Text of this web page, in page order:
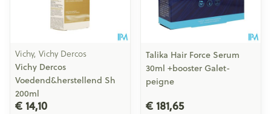
Vichy, Vichy Dercos
Vichy Dercos
Voedend&herstellend Sh
200ml
€ 14,10
Talika Hair Force Serum
30ml +booster Galet-
peigne
€ 181,65